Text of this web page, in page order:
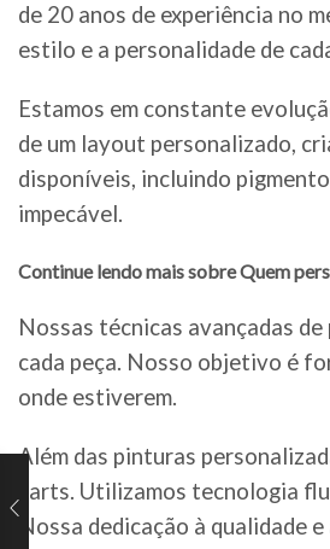
de 20 anos de experiência no
estilo e a personalidade de
Estamos em constante
de um layout personalizado,
disponíveis, incluindo
impecável.
Continue lendo mais sobre Quem
Nossas técnicas avançadas
cada peça. Nosso objetivo é
onde estiverem.
Além das pinturas
karts. Utilizamos tecnologia
Nossa dedicação à qualidade